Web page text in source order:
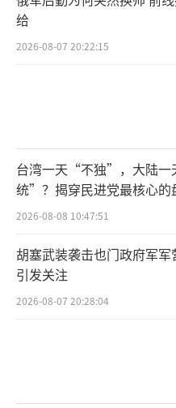
给
2026-08-07 20:22:15
台湾一天“不独”，大陆
统”？揭穿民进党最核心的
2026-08-08 10:47:51
胡塞武装袭击也门政府军军
引发关注
2026-08-07 20:28:04